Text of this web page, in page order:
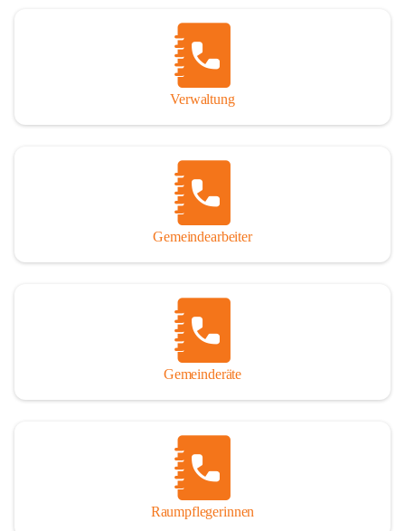
Verwaltung
Gemeindearbeiter
Gemeinderäte
Raumpflegerinnen